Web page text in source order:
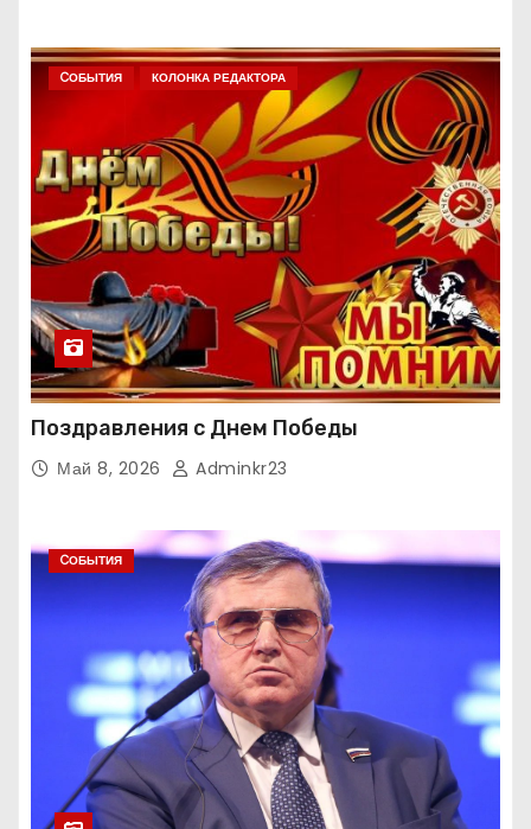
CОБЫТИЯ КОЛОНКА РЕДАКТОРА
Поздравления с Днем Победы
Май 8, 2026 Adminkr23
CОБЫТИЯ